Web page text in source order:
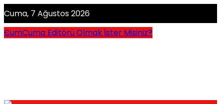
Cuma, 7 Ağustos 2026
CumCuma Editörü Olmak İster Misiniz?